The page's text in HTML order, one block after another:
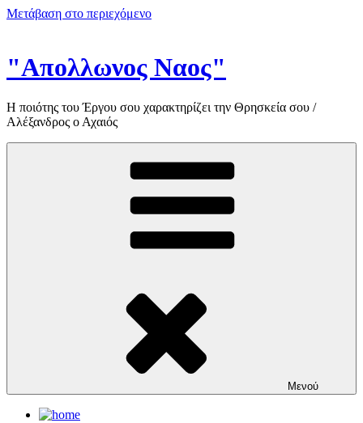
Μετάβαση στο περιεχόμενο
"Απολλωνος Ναος"
Η ποιότης του Έργου σου χαρακτηρίζει την Θρησκεία σου /
Αλέξανδρος ο Αχαιός
Μενού